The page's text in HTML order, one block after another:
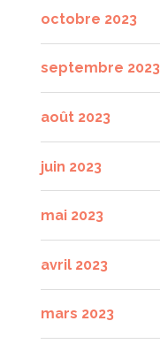
octobre 2023
septembre 2023
août 2023
juin 2023
mai 2023
avril 2023
mars 2023